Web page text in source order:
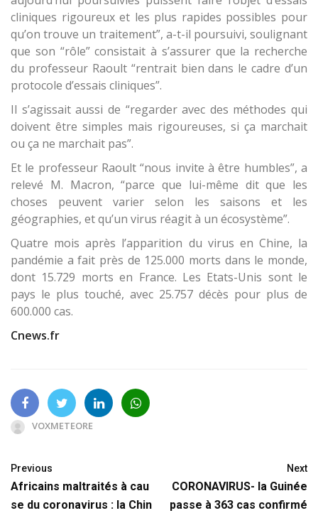
cliniques rigoureux et les plus rapides possibles pour
qu’on trouve un traitement”, a-t-il poursuivi, soulignant
que son “rôle” consistait à s’assurer que la recherche
du professeur Raoult “rentrait bien dans le cadre d’un
protocole d’essais cliniques”.
Il s’agissait aussi de “regarder avec des méthodes qui
doivent être simples mais rigoureuses, si ça marchait
ou ça ne marchait pas”.
Et le professeur Raoult “nous invite à être humbles”, a
relevé M. Macron, “parce que lui-même dit que les
choses peuvent varier selon les saisons et les
géographies, et qu’un virus réagit à un écosystème”.
Quatre mois après l’apparition du virus en Chine, la
pandémie a fait près de 125.000 morts dans le monde,
dont 15.729 morts en France. Les Etats-Unis sont le
pays le plus touché, avec 25.757 décès pour plus de
600.000 cas.
Cnews.fr
VOXMETEORE
Previous
Africains maltraités à cau
se du coronavirus : la Chin
Next
CORONAVIRUS- la Guinée
passe à 363 cas confirmé